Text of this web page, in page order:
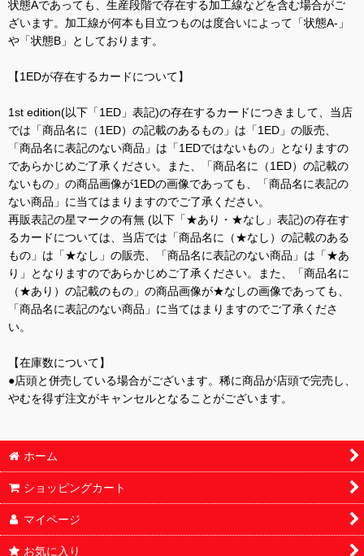
状態Aであっても、生産段階で存在する加工線などを含む場合がご
ざいます。加工線が何本も目立つものは度合いによって「状態A-」
や「状態B」としております。
【1EDが存在するカードについて】
1st edition(以下「1ED」表記)の存在するカードにつきまして、当店
では「商品名に（1ED）の記載のあるもの」は「1ED」の販売、
「商品名に表記のない商品」は「1EDではないもの」となりますの
であらかじめご了承ください。また、「商品名に（1ED）の記載の
ないもの」の商品画像が1EDの画像であっても、「商品名に表記の
ない商品」に当てはまりますのでご了承ください。
再販表記の星マークの有無 (以下「★あり・★なし」表記)の存在す
るカードについては、当店では「商品名に（★なし）の記載のある
もの」は「★なし」の販売、「商品名に表記のない商品」は「★あ
り」となりますのであらかじめご了承ください。また、「商品名に
（★あり）の記載のもの」の商品画像が★なしの画像であっても、
「商品名に表記のない商品」に当てはまりますのでご了承くださ
い。
【在庫数について】
●店頭と併売している場合がございます。稀に商品が店頭で完売し、
やむを得ず注文がキャンセルとなることがございます。
ホーム
ショッピングカート
マイページ
お気に入り